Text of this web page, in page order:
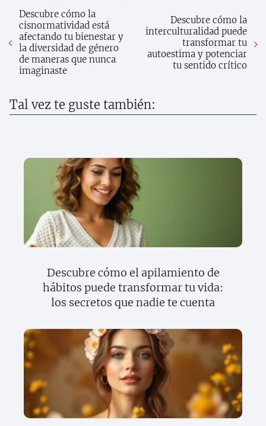
Descubre cómo la
cisnormatividad está
afectando tu bienestar y
la diversidad de género
de maneras que nunca
imaginaste
Descubre cómo la
interculturalidad puede
transformar tu
autoestima y potenciar
tu sentido crítico
Tal vez te guste también:
Descubre cómo el apilamiento de
hábitos puede transformar tu vida:
los secretos que nadie te cuenta